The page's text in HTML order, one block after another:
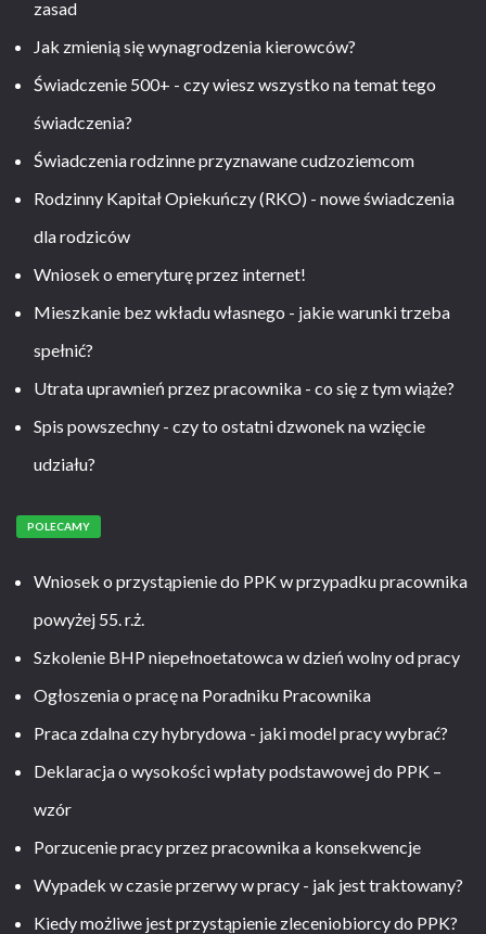
zasad
Jak zmienią się wynagrodzenia kierowców?
Świadczenie 500+ - czy wiesz wszystko na temat tego
świadczenia?
Świadczenia rodzinne przyznawane cudzoziemcom
Rodzinny Kapitał Opiekuńczy (RKO) - nowe świadczenia
dla rodziców
Wniosek o emeryturę przez internet!
Mieszkanie bez wkładu własnego - jakie warunki trzeba
spełnić?
Utrata uprawnień przez pracownika - co się z tym wiąże?
Spis powszechny - czy to ostatni dzwonek na wzięcie
udziału?
POLECAMY
Wniosek o przystąpienie do PPK w przypadku pracownika
powyżej 55. r.ż.
Szkolenie BHP niepełnoetatowca w dzień wolny od pracy
Ogłoszenia o pracę na Poradniku Pracownika
Praca zdalna czy hybrydowa - jaki model pracy wybrać?
Deklaracja o wysokości wpłaty podstawowej do PPK –
wzór
Porzucenie pracy przez pracownika a konsekwencje
Wypadek w czasie przerwy w pracy - jak jest traktowany?
Kiedy możliwe jest przystąpienie zleceniobiorcy do PPK?